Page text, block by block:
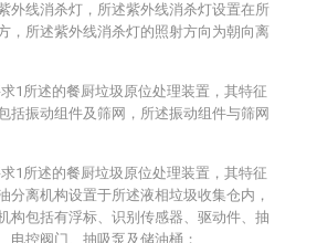
外线消杀灯，所述紫外线消杀灯设置在所
，所述紫外线消杀灯的照射方向为朝向离
1所述的餐厨垃圾原位处理装置，其特征
括振动组件及筛网，所述振动组件与筛网
1所述的餐厨垃圾原位处理装置，其特征
分离机构设置于所述液相垃圾收集仓内，
构包括有浮标、识别传感器、驱动件、抽
电控阀门、抽吸泵及储油桶；